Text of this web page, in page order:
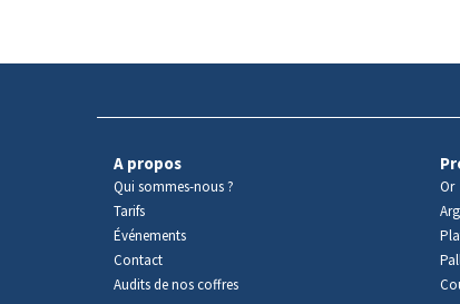
A propos
Qui sommes-nous ?
Tarifs
Événements
Contact
Audits de nos coffres
Or